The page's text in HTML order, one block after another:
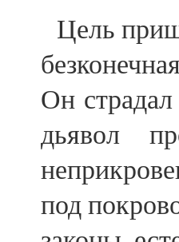
Цель
Он страдал
дьявол
под